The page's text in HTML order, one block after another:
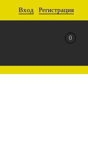
Вход Регистрация
0